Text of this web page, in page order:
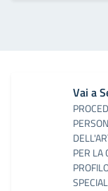
Vai a
PER LA